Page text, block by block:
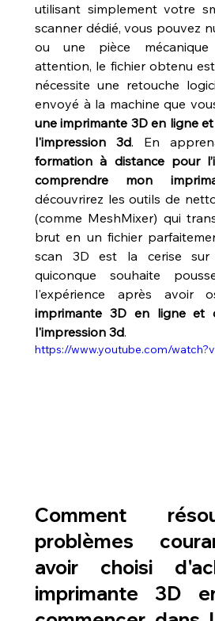
utilisant simplement votre
scanner dédié, vous pouvez
ou une pièce mécanique
attention, le fichier obtenu
nécessite une retouche
envoyé à la machine que
une imprimante 3D en ligne
l'impression 3d. En
formation à distance pour
comprendre mon
découvrirez les outils de
(comme MeshMixer) qui
brut en un fichier
scan 3D est la cerise
quiconque souhaite
l'expérience après avoir
imprimante 3D en ligne et
l'impression 3d.
https://www.youtube.com/
Comment
problèmes
avoir choisi
imprimante 3D